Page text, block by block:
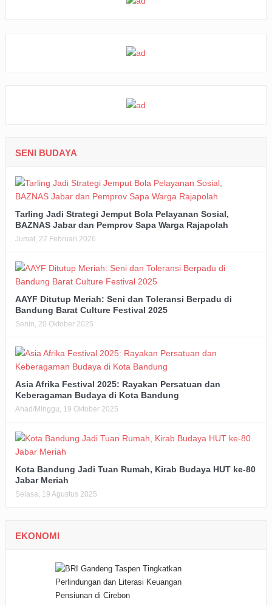
SENI BUDAYA
Tarling Jadi Strategi Jemput Bola Pelayanan Sosial,
BAZNAS Jabar dan Pemprov Sapa Warga Rajapolah
Jumat, 27 Februari 2026
AAYF Ditutup Meriah: Seni dan Toleransi Berpadu di
Bandung Barat Culture Festival 2025
Senin, 20 Oktober 2025
Asia Afrika Festival 2025: Rayakan Persatuan dan
Keberagaman Budaya di Kota Bandung
Ahad/Minggu, 19 Oktober 2025
Kota Bandung Jadi Tuan Rumah, Kirab Budaya HUT ke-80
Jabar Meriah
Selasa, 19 Agustus 2025
EKONOMI